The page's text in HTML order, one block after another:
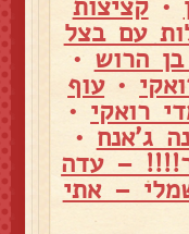
עם בצל
הרוש •
•עוף
רואקי •
ג'אנח •
– עדה
– אתי